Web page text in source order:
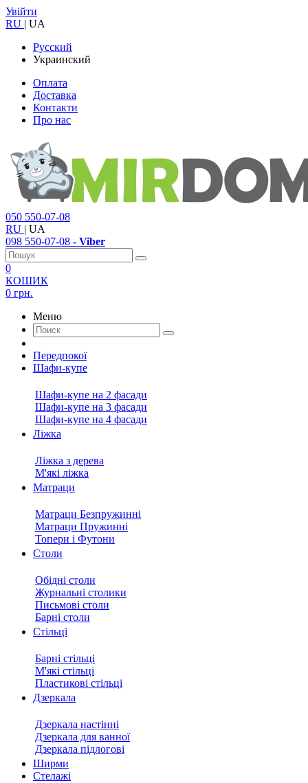
Увійти
RU | UA
Русский
Украинский
Оплата
Доставка
Контакти
Про нас
050 550-07-08
RU | UA
098 550-07-08 - Viber
0
КОШИК
0 грн.
Меню
Передпокої
Шафи-купе
Шафи-купе на 2 фасади
Шафи-купе на 3 фасади
Шафи-купе на 4 фасади
Ліжка
Ліжка з дерева
М'які ліжка
Матраци
Матраци Безпружинні
Матраци Пружинні
Топери і Футони
Столи
Обідні столи
Журнальні столики
Письмові столи
Барні столи
Стільці
Барні стільці
М'які стільці
Пластикові стільці
Дзеркала
Дзеркала настінні
Дзеркала для ванної
Дзеркала підлогові
Ширми
Стелажі